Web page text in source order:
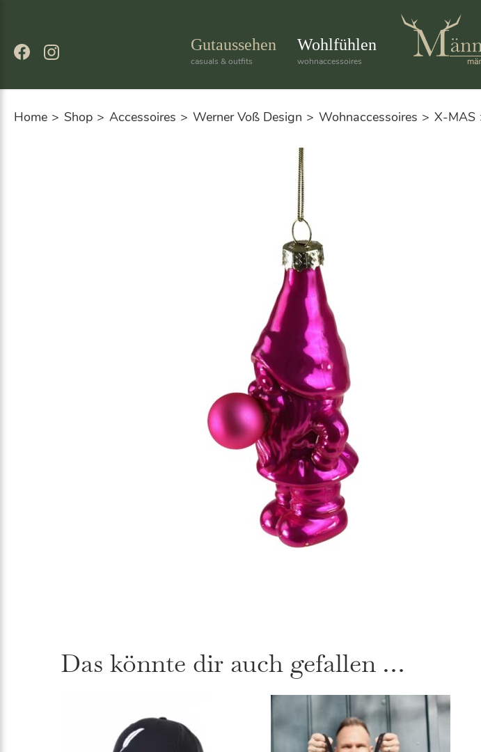
Gutaussehen
casuals & outfits
Wohlfühlen
wohnaccessoires
Home Shop Accessoires Werner Voß Design Wohnaccessoires X-MAS
Das könnte dir auch gefallen …